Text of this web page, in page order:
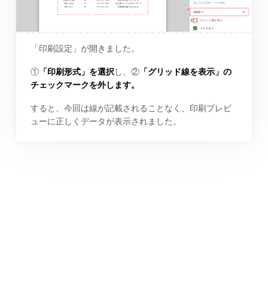
「印刷設定」が開きました。
①「印刷形式」を選択 し、②「グリッド線を表示」の
チェックマークを外します。
すると、今回は線が記載されることなく、印刷プレビ
ューに正しくデータが表示されました。